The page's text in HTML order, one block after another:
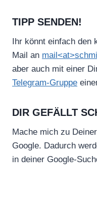
TIPP SENDEN!
Ihr könnt einfach
Mail an
aber auch mit einer
Telegram-Gruppe
DIR GEFÄLLT
Mache mich zu
Google. Dadurch
in deiner Google-